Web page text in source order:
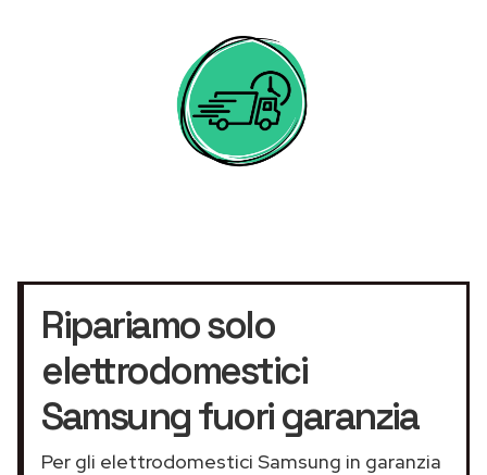
Ripariamo solo
elettrodomestici
Samsung fuori garanzia
Per gli elettrodomestici Samsung in garanzia